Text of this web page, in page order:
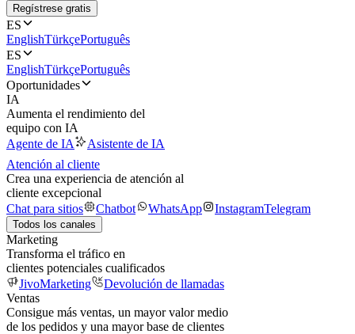
Regístrese gratis
ES
EnglishTürkçePortuguês
ES
EnglishTürkçePortuguês
Oportunidades
IA
Aumenta el rendimiento del
equipo con IA
Agente de IA
Asistente de IA
Atención al cliente
Crea una experiencia de atención al
cliente excepcional
Chat para sitios
Chatbot WhatsApp InstagramTelegram
Todos los canales
Marketing
Transforma el tráfico en
clientes potenciales cualificados
JivoMarketing
Devolución de llamadas
Ventas
Consigue más ventas, un mayor valor medio
de los pedidos y una mayor base de clientes